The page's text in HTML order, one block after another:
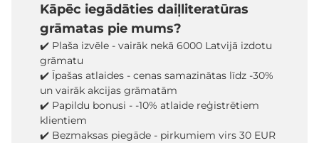
Kāpēc iegādāties daiļliteratūras
grāmatas pie mums?
✔️ Plaša izvēle - vairāk nekā 6000 Latvijā izdotu
grāmatu
✔️ Īpašas atlaides - cenas samazinātas līdz -30%
un vairāk akcijas grāmatām
✔️ Papildu bonusi - -10% atlaide reģistrētiem
klientiem
✔️ Bezmaksas piegāde - pirkumiem virs 30 EUR